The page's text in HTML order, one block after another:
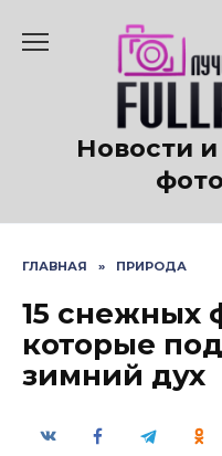
содержанию
Новости
ГЛАВНАЯ » ПРИРОДА
15 снежных
которые
зимний дух